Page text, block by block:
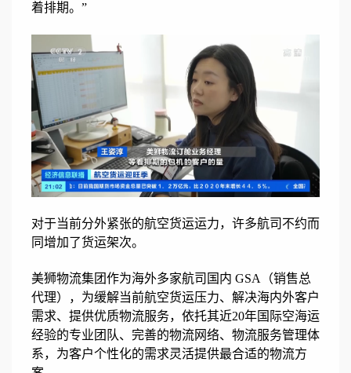
着排期。”
对于当前分外紧张的航空货运运力，许多航司不约而
同增加了货运架次。
美狮物流集团作为海外多家航司国内 GSA（销售总
代理），为缓解当前航空货运压力、解决海内外客户
需求、提供优质物流服务，依托其近20年国际空海运
经验的专业团队、完善的物流网络、物流服务管理体
系，为客户个性化的需求灵活提供最合适的物流方